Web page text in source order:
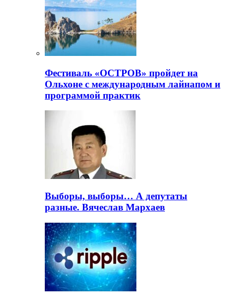
Фестиваль «ОСТРОВ» пройдет на
Ольхоне с международным лайнапом и
программой практик
Выборы, выборы… А депутаты
разные. Вячеслав Мархаев